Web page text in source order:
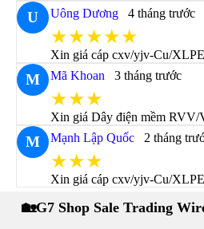
U Uông Dương 4 tháng trước
★★★★★
Xin giá cáp cxv/yjv-Cu/
M Mã Khoan 3 tháng trước
★★★
Xin giá Dây điện mềm
M Mạnh Lập Quốc 2 tháng
★★★
Xin giá cáp cxv/yjv-Cu/
🏡G7 Shop Sale Trading